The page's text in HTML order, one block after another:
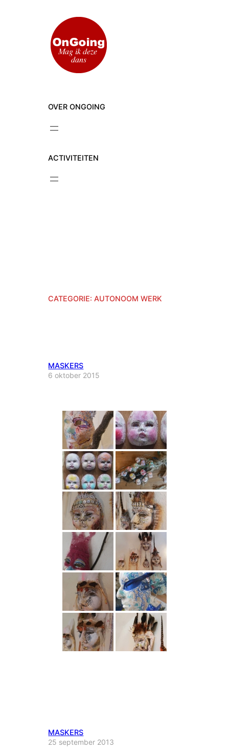
OVER ONGOING
ACTIVITEITEN
CATEGORIE:AUTONOOM WERK
MASKERS
6 oktober 2015
MASKERS
25 september 2013